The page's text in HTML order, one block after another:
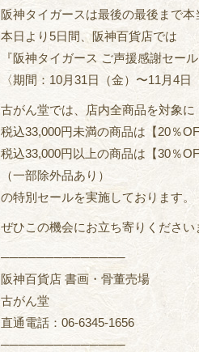
阪神タイガースは最後の最後まで本
本日より5日間、阪神百貨店では
『阪神タイガース ご声援感謝セー
〈期間：10月31日（金）〜11月4日
古がん堂では、店内全商品を対象に
税込33,000円未満の商品は【20％
税込33,000円以上の商品は【30％
（一部除外品あり）
の特別セールを実施しております。
ぜひこの機会にお立ち寄りください
──────────────
阪神百貨店 書画・骨董売場
古がん堂
直通電話：06-6345-1656
──────────────